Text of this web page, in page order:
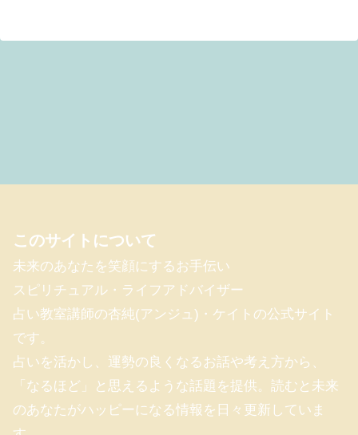
このサイトについて
未来のあなたを笑顔にするお手伝い
スピリチュアル・ライフアドバイザー
占い教室講師の杏純(アンジュ)・ケイトの公式サイト
です。
占いを活かし、運勢の良くなるお話や考え方から、
「なるほど」と思えるような話題を提供。読むと未来
のあなたがハッピーになる情報を日々更新していま